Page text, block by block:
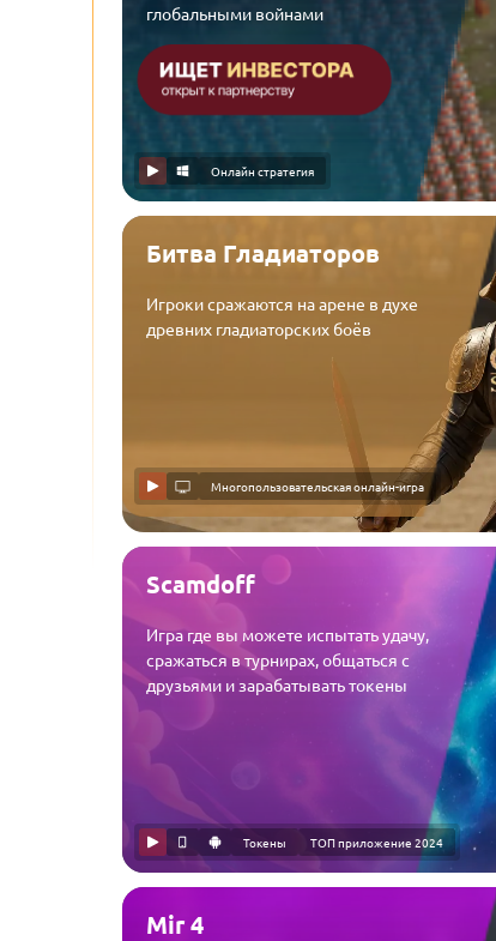
глобальными войнами
Онлайн стратегия
Битва Гладиаторов
Игроки сражаются на арене в духе
древних гладиаторских боёв
Многопользовательская онлайн-игра
Scamdoff
Игра где вы можете испытать удачу,
сражаться в турнирах, общаться с
друзьями и зарабатывать токены
Токены ТОП приложение 2024
Mir 4